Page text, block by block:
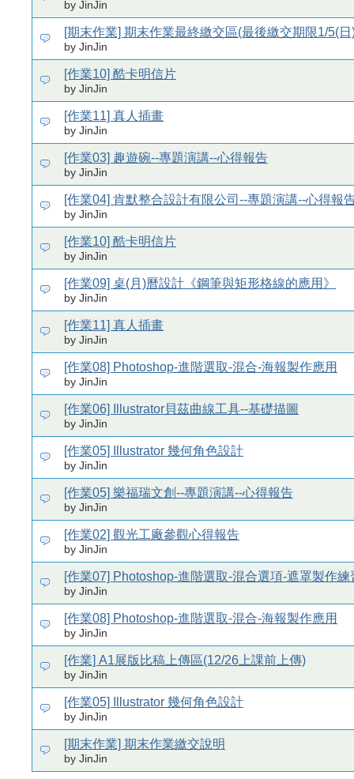
by JinJin
[期末作業] 期末作業最終繳交區(最後繳交期限1/5(日
by JinJin
[作業10] 酷卡明信片
by JinJin
[作業11] 真人插畫
by JinJin
[作業03] 趣遊碗--專題演講--心得報告
by JinJin
[作業04] 肯默整合設計有限公司--專題演講--心得報
by JinJin
[作業10] 酷卡明信片
by JinJin
[作業09] 桌(月)曆設計《鋼筆與矩形格線的應用》
by JinJin
[作業11] 真人插畫
by JinJin
[作業08] Photoshop-進階選取-混合-海報製作應用
by JinJin
[作業06] Illustrator貝茲曲線工具--基礎描圖
by JinJin
[作業05] Illustrator 幾何角色設計
by JinJin
[作業05] 樂福瑞文創--專題演講--心得報告
by JinJin
[作業02] 觀光工廠參觀心得報告
by JinJin
[作業07] Photoshop-進階選取-混合選項-遮罩製作練
by JinJin
[作業08] Photoshop-進階選取-混合-海報製作應用
by JinJin
[作業] A1展版比稿上傳區(12/26上課前上傳)
by JinJin
[作業05] Illustrator 幾何角色設計
by JinJin
[期末作業] 期末作業繳交說明
by JinJin